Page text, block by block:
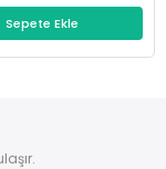
Sepete Ekle